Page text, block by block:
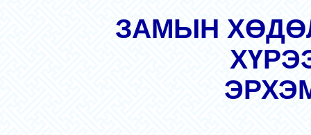
ЗАМЫН